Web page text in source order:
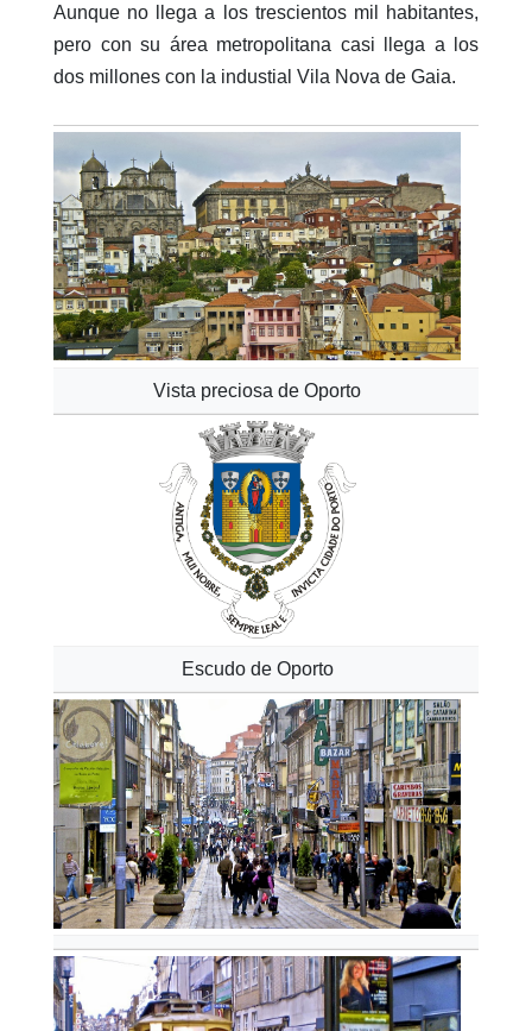
Aunque no llega a los trescientos mil habitantes,
pero con su área metropolitana casi llega a los
dos millones con la industial Vila Nova de Gaia.
Vista preciosa de Oporto
Escudo de Oporto